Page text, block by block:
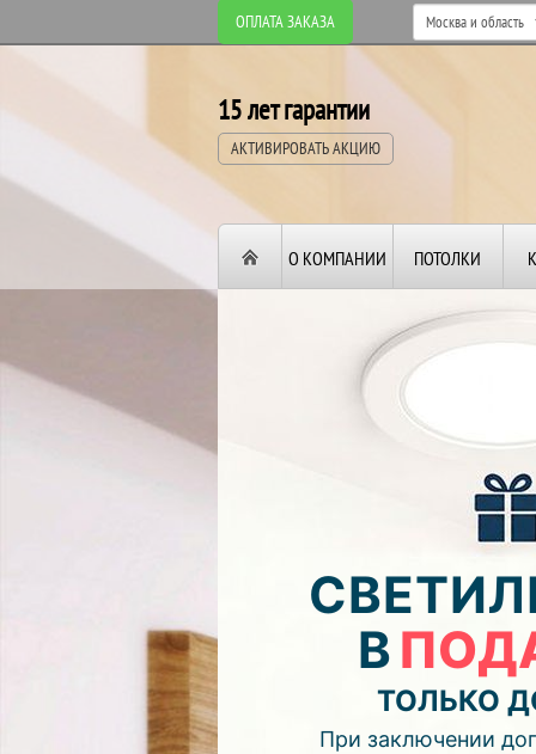
ОПЛАТА ЗАКАЗА
15 лет гарантии
АКТИВИРОВАТЬ АКЦИЮ
О КОМПАНИИ ПОТОЛКИ
ВТОРОЙ И ТРЕТИЙ
ПОТОЛОК
04 10
часов мин.
Подробнее об акции >>
Монтаж двухуровнего потолка
с фотопечатью и подсветкой
В
ТОЛЬКО
При заключении